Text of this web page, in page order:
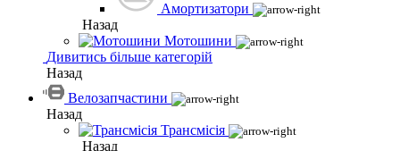
Амортизатори
Назад
Мотошини
Дивитись більше категорій
Назад
Велозапчастини
Назад
Трансмісія
Назад